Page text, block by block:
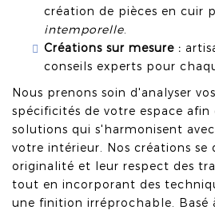
création de pièces en cuir
intemporelle
Créations sur mesure :
conseils experts pour
Nous prenons soin d'analyser
spécificités de votre espace afin
solutions qui s'harmonisent
votre intérieur. Nos créations
originalité et leur respect des
tout en incorporant des
une finition irréprochable. Basé